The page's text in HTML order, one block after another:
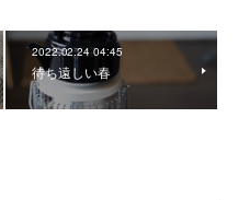
2022.02.24 04:45
待ち遠しい春